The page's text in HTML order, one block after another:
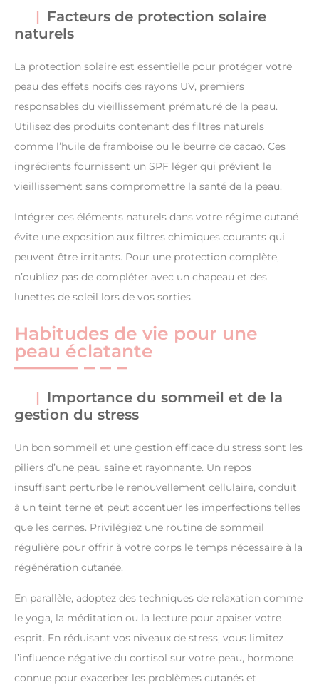
Facteurs de protection solaire
naturels
La protection solaire est essentielle pour protéger votre
peau des effets nocifs des rayons UV, premiers
responsables du vieillissement prématuré de la peau.
Utilisez des produits contenant des filtres naturels
comme l’huile de framboise ou le beurre de cacao. Ces
ingrédients fournissent un SPF léger qui prévient le
vieillissement sans compromettre la santé de la peau.
Intégrer ces éléments naturels dans votre régime cutané
évite une exposition aux filtres chimiques courants qui
peuvent être irritants. Pour une protection complète,
n’oubliez pas de compléter avec un chapeau et des
lunettes de soleil lors de vos sorties.
Habitudes de vie pour une
peau éclatante
Importance du sommeil et de la
gestion du stress
Un bon sommeil et une gestion efficace du stress sont les
piliers d’une peau saine et rayonnante. Un repos
insuffisant perturbe le renouvellement cellulaire, conduit
à un teint terne et peut accentuer les imperfections telles
que les cernes. Privilégiez une routine de sommeil
régulière pour offrir à votre corps le temps nécessaire à la
régénération cutanée.
En parallèle, adoptez des techniques de relaxation comme
le yoga, la méditation ou la lecture pour apaiser votre
esprit. En réduisant vos niveaux de stress, vous limitez
l’influence négative du cortisol sur votre peau, hormone
connue pour exacerber les problèmes cutanés et